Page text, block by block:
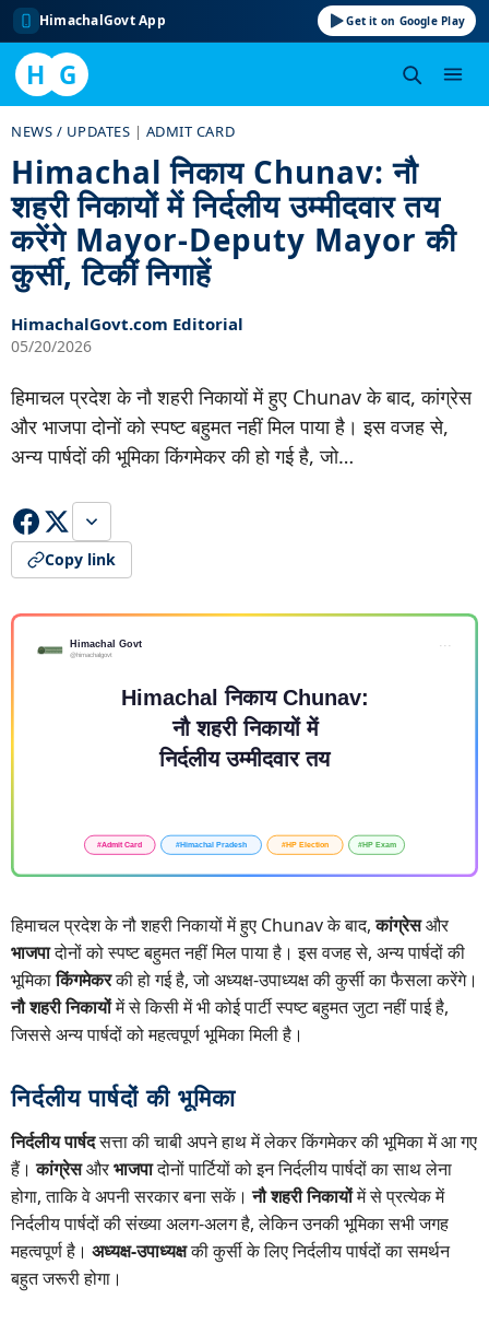
HimachalGovt App Get it on Google Play
H G
content
NEWS / UPDATES | ADMIT CARD
Himachal निकाय Chunav: नौ
शहरी निकायों में निर्दलीय उम्मीदवार तय
करेंगे Mayor-Deputy Mayor की
कुर्सी, टिकीं निगाहें
HimachalGovt.com Editorial
05/20/2026
हिमाचल प्रदेश के नौ शहरी निकायों में हुए Chunav के बाद, कांग्रेस
और भाजपा दोनों को स्पष्ट बहुमत नहीं मिल पाया है। इस वजह से,
अन्य पार्षदों की भूमिका किंगमेकर की हो गई है, जो…
Copy link
हिमाचल प्रदेश के नौ शहरी निकायों में हुए Chunav के बाद,कांग्रेसऔर
भाजपादोनों को स्पष्ट बहुमत नहीं मिल पाया है। इस वजह से, अन्य पार्षदों की
भूमिकाकिंगमेकरकी हो गई है, जो अध्यक्ष-उपाध्यक्ष की कुर्सी का फैसला करेंगे।
नौ शहरी निकायोंमें से किसी में भी कोई पार्टी स्पष्ट बहुमत जुटा नहीं पाई है,
जिससे अन्य पार्षदों को महत्वपूर्ण भूमिका मिली है।
निर्दलीय पार्षदों की भूमिका
निर्दलीय पार्षदसत्ता की चाबी अपने हाथ में लेकर किंगमेकर की भूमिका में आ गए
हैं।कांग्रेसऔरभाजपादोनों पार्टियों को इन निर्दलीय पार्षदों का साथ लेना
होगा, ताकि वे अपनी सरकार बना सकें।नौ शहरी निकायोंमें से प्रत्येक में
निर्दलीय पार्षदों की संख्या अलग-अलग है, लेकिन उनकी भूमिका सभी जगह
महत्वपूर्ण है। अध्यक्ष-उपाध्यक्षकी कुर्सी के लिए निर्दलीय पार्षदों का समर्थन
बहुत जरूरी होगा।